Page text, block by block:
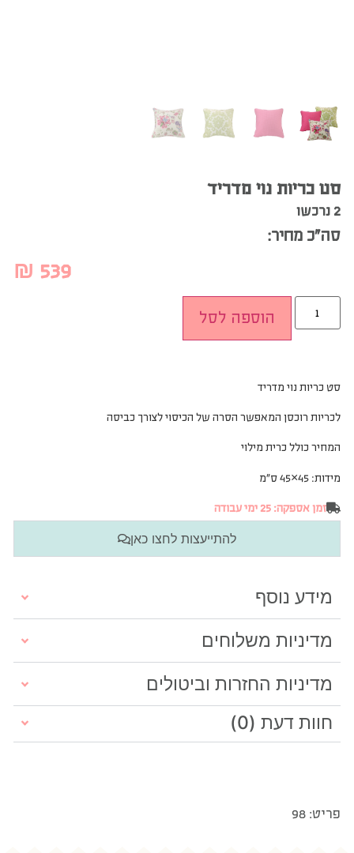
סט כריות נוי מדריד
2 נרכשו
סה”כ מחיר:
₪ 539
הוספה לסל
סט כריות נוי מדריד
לכריות רוכסן המאפשר הסרה של הכיסוי לצורך כביסה
המחיר כולל כרית מילוי
מידות: 45×45 ס”מ
זמן אספקה: 25 ימי עבודה
להתייעצות לחצו כאן
מידע נוסף
מדיניות משלוחים
מדיניות החזרות וביטולים
חוות דעת (0)
פריט: 98